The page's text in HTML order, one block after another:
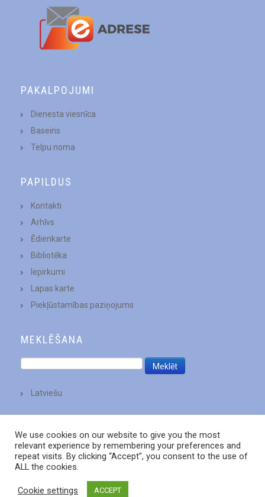
PAKALPOJUMI
Dienesta viesnīca
Baseins
Telpu noma
PAPILDUS
Kontakti
Arhīvs
Ēdienkarte
Bibliotēka
Iepirkumi
Lapas karte
Piekļūstamības paziņojums
MEKLĒŠANA
Latviešu
We use cookies on our website to give you the most
relevant experience by remembering your preferences and
repeat visits. By clicking “Accept”, you consent to the use of
ALL the cookies.
Cookie settings ACCEPT